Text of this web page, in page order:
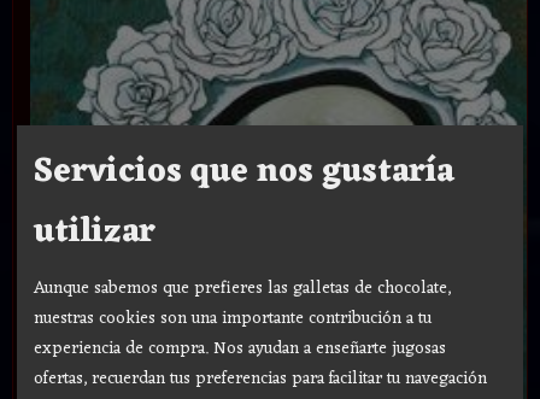
Servicios que nos gustaría
utilizar
Aunque sabemos que prefieres las galletas de chocolate,
nuestras cookies son una importante contribución a tu
experiencia de compra. Nos ayudan a enseñarte jugosas
ofertas, recuerdan tus preferencias para facilitar tu navegación